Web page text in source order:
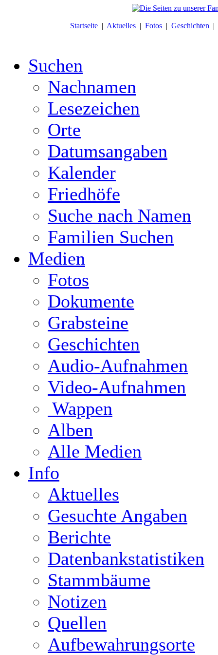
Startseite | Aktuelles | Fotos | Geschichten |
Suchen
Nachnamen
Lesezeichen
Orte
Datumsangaben
Kalender
Friedhöfe
Suche nach Namen
Familien Suchen
Medien
Fotos
Dokumente
Grabsteine
Geschichten
Audio-Aufnahmen
Video-Aufnahmen
Wappen
Alben
Alle Medien
Info
Aktuelles
Gesuchte Angaben
Berichte
Datenbankstatistiken
Stammbäume
Notizen
Quellen
Aufbewahrungsorte